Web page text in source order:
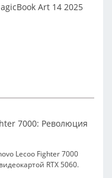
Art 14 2025
Lecoo Fighter 7000
RTX 5060.